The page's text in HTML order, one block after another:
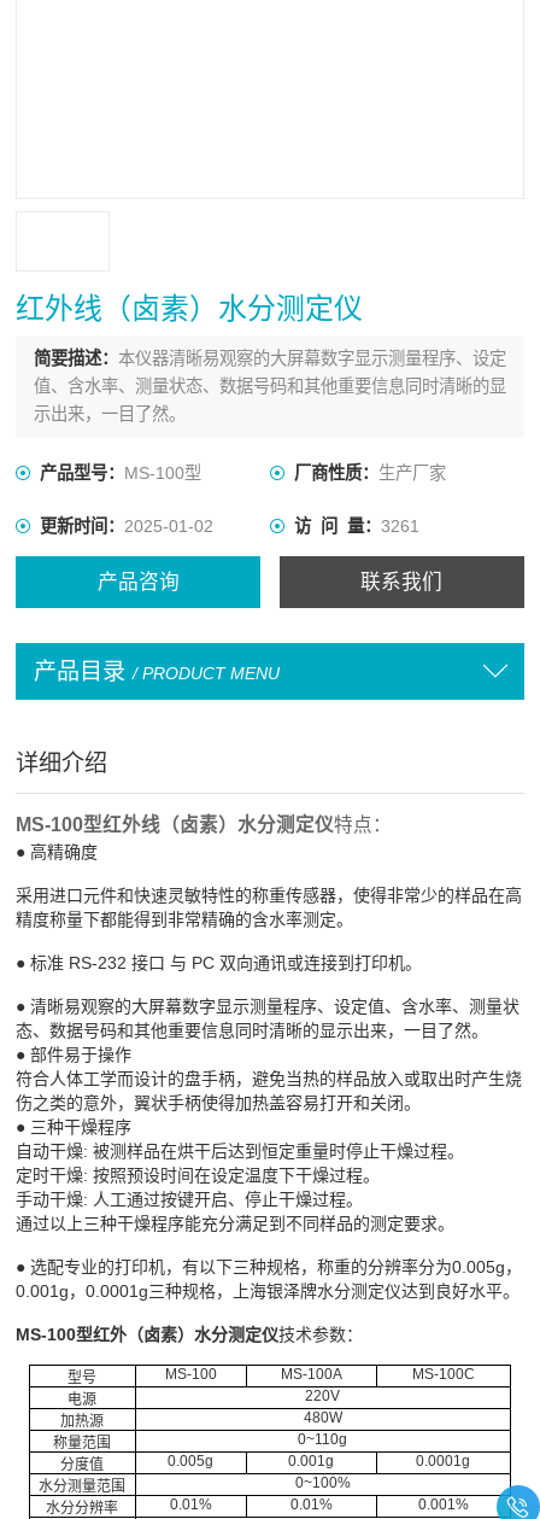
红外线（卤素）水分测定仪
简要描述： 本仪器清晰易观察的大屏幕数字显示测量程序、设定
值、含水率、测量状态、数据号码和其他重要信息同时清晰的显
示出来，一目了然。
产品型号： MS-100型 厂商性质： 生产厂家
更新时间：2025-01-02 访 问 量： 3261
产品咨询 联系我们
产品目录 / PRODUCT MENU
详细介绍
MS-100型红外线（卤素）水分测定仪特点：
● 高精确度
采用进口元件和快速灵敏特性的称重传感器，使得非常少的样品在高
精度称量下都能得到非常精确的含水率测定。
● 标准 RS-232 接口 与 PC 双向通讯或连接到打印机。
● 清晰易观察的大屏幕数字显示测量程序、设定值、含水率、测量状
态、数据号码和其他重要信息同时清晰的显示出来，一目了然。
● 部件易于操作
符合人体工学而设计的盘手柄，避免当热的样品放入或取出时产生烧
伤之类的意外，翼状手柄使得加热盖容易打开和关闭。
● 三种干燥程序
自动干燥: 被测样品在烘干后达到恒定重量时停止干燥过程。
定时干燥: 按照预设时间在设定温度下干燥过程。
手动干燥: 人工通过按键开启、停止干燥过程。
通过以上三种干燥程序能充分满足到不同样品的测定要求。
● 选配专业的打印机，有以下三种规格，称重的分辨率分为0.005g，
0.001g，0.0001g三种规格，上海银泽牌水分测定仪达到良好水平。
MS-100型红外（卤素）水分测定仪技术参数：
型号 MS-100 MS-100A
MS-100C
电源
220V
加热源
480W
称量范围
0~110g
分度值
0.005g 0.001g
0.0001g
水分测量范围
0~100%
水分分辨率
0.01% 0.01%
0.001%